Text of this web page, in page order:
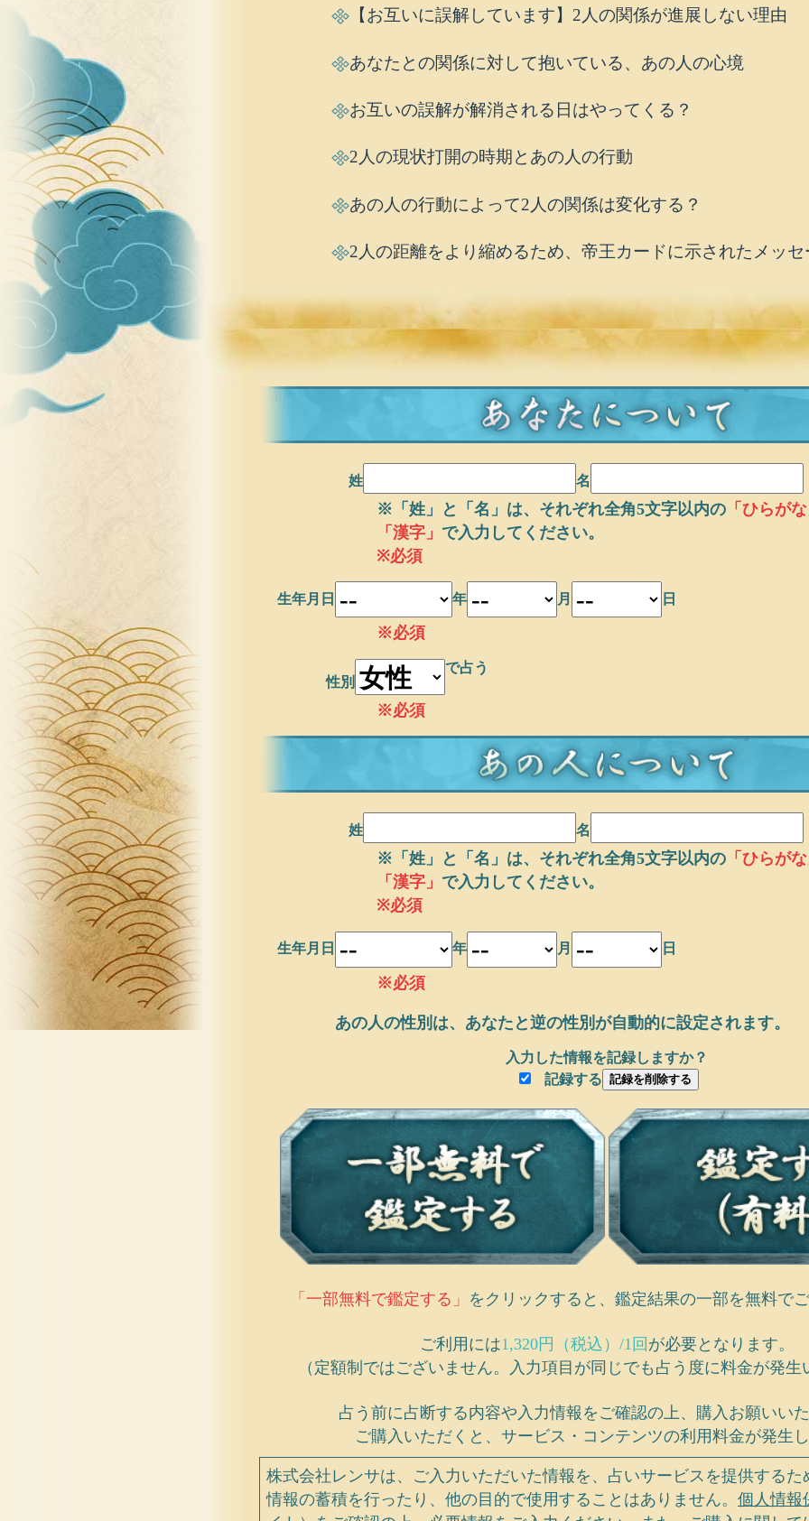
【お互いに誤解しています】2人の関係が進展しない理由
あなたとの関係に対して抱いている、あの人の心境
お互いの誤解が解消される日はやってくる？
2人の現状打開の時期とあの人の行動
あの人の行動によって2人の関係は変化する？
2人の距離をより縮めるため、帝王カードに示されたメッセ
姓 名
※「姓」と「名」は、それぞれ全角5文字以内の「ひらが
「漢字」 で入力してください。
※必須
生年月日 年 月 日
※必須
性別
で占う
※必須
姓 名
※「姓」と「名」は、それぞれ全角5文字以内の「ひらが
「漢字」 で入力してください。
※必須
生年月日 年 月 日
※必須
あの人の性別は、あなたと逆の性別が自動的に設定されます。
入力した情報を記録しますか？
記録する 記録を削除する
「一部無料で鑑定する」 をクリックすると、鑑定結果の一部を無料で
ご利用には1,320円（税込）/1回 が必要となります。
（定額制ではございません。入力項目が同じでも占う度に料金が発生
占う前に占断する内容や入力情報をご確認の上、購入お願いい
ご購入いただくと、サービス・コンテンツの利用料金が発生
株式会社レンサは、ご入力いただいた情報を、占いサービスを提供するた
情報の蓄積を行ったり、他の目的で使用することはありません。 個人情報